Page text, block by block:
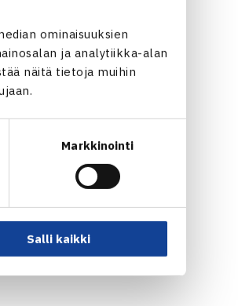
ominaisuuksien
ja analytiikka-alan
näitä tietoja muihin
Markkinointi
Salli kaikki